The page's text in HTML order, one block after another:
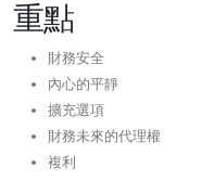
重點
財務安全
內心的平靜
擴充選項
財務未來的代理權
複利